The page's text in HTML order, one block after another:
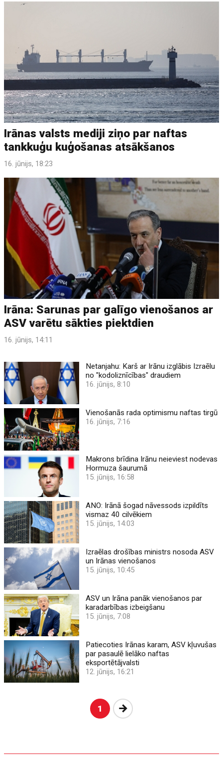
Irānas valsts mediji ziņo par naftas
tankkuģu kuģošanas atsākšanos
16. jūnijs, 18:23
Irāna: Sarunas par galīgo vienošanos ar
ASV varētu sākties piektdien
16. jūnijs, 14:11
Netanjahu: Karš ar Irānu izglābis Izraēlu
no "kodoliznīcības" draudiem
16. jūnijs, 8:10
Vienošanās rada optimismu naftas tirgū
16. jūnijs, 7:16
Makrons brīdina Irānu neieviest nodevas
Hormuza šaurumā
15. jūnijs, 16:58
ANO: Irānā šogad nāvessods izpildīts
vismaz 40 cilvēkiem
15. jūnijs, 14:03
Izraēlas drošības ministrs nosoda ASV
un Irānas vienošanos
15. jūnijs, 10:45
ASV un Irāna panāk vienošanos par
karadarbības izbeigšanu
15. jūnijs, 7:08
Patiecoties Irānas karam, ASV kļuvušas
par pasaulē lielāko naftas
eksportētājvalsti
12. jūnijs, 16:21
1 Nākošā